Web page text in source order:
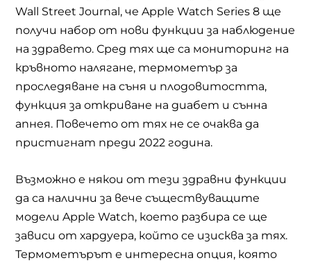
Wall Street Journal, че Apple Watch Series 8 ще
получи набор от нови функции за наблюдение
на здравето. Сред тях ще са мониторинг на
кръвното налягане, термометър за
проследяване на съня и плодовитостта,
функция за откриване на диабет и сънна
апнея. Повечето от тях не се очаква да
пристигнат преди 2022 година.
Възможно е някои от тези здравни функции
да са налични за вече съществуващите
модели Apple Watch, което разбира се ще
зависи от хардуера, който се изисква за тях.
Термометърът е интересна опция, която